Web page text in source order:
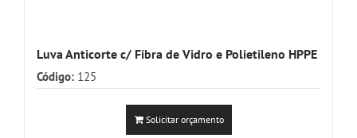
Luva Anticorte c/ Fibra de Vidro e Polietileno HPPE
Código: 125
Solicitar orçamento